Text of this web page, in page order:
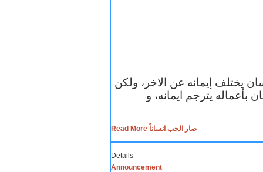
يختلف إيمانه عن الاخر، ولكن
بأعماله يترجم ايمانه، و
Read More صار الحب انساناً
Details
Announcement